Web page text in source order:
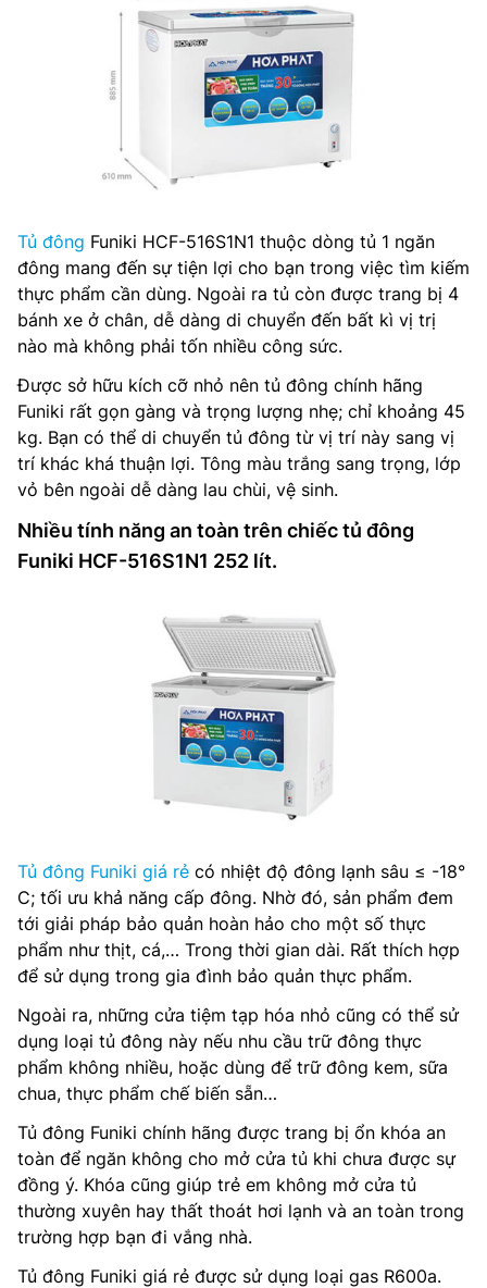
Tủ đông Funiki HCF-516S1N1 thuộc dòng tủ 1 ngăn
đông mang đến sự tiện lợi cho bạn trong việc tìm kiếm
thực phẩm cần dùng. Ngoài ra tủ còn được trang bị 4
bánh xe ở chân, dễ dàng di chuyển đến bất kì vị trị
nào mà không phải tốn nhiều công sức.
Được sở hữu kích cỡ nhỏ nên tủ đông chính hãng
Funiki rất gọn gàng và trọng lượng nhẹ; chỉ khoảng 45
kg. Bạn có thể di chuyển tủ đông từ vị trí này sang vị
trí khác khá thuận lợi. Tông màu trắng sang trọng, lớp
vỏ bên ngoài dễ dàng lau chùi, vệ sinh.
Nhiều tính năng an toàn trên chiếc tủ đông
Funiki HCF-516S1N1 252 lít.
Tủ đông Funiki giá rẻ có nhiệt độ đông lạnh sâu ≤ -18°
C; tối ưu khả năng cấp đông. Nhờ đó, sản phẩm đem
tới giải pháp bảo quản hoàn hảo cho một số thực
phẩm như thịt, cá,… Trong thời gian dài. Rất thích hợp
để sử dụng trong gia đình bảo quản thực phẩm.
Ngoài ra, những cửa tiệm tạp hóa nhỏ cũng có thể sử
dụng loại tủ đông này nếu nhu cầu trữ đông thực
phẩm không nhiều, hoặc dùng để trữ đông kem, sữa
chua, thực phẩm chế biến sẵn…
Tủ đông Funiki chính hãng được trang bị ổn khóa an
toàn để ngăn không cho mở cửa tủ khi chưa được sự
đồng ý. Khóa cũng giúp trẻ em không mở cửa tủ
thường xuyên hay thất thoát hơi lạnh và an toàn trong
trường hợp bạn đi vắng nhà.
Tủ đông Funiki giá rẻ được sử dụng loại gas R600a.